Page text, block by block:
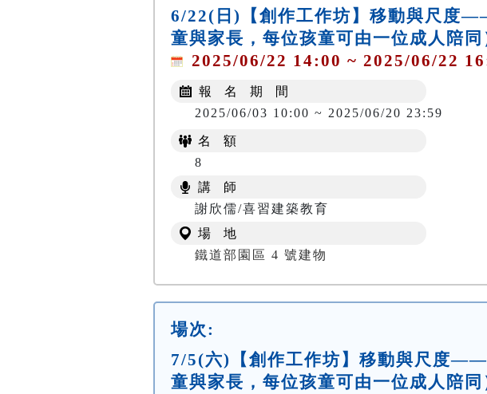
6/22(日)【創作工作坊】移動與尺度
童與家長，每位孩童可由一位成人陪同
2025/06/22 14:00 ~ 2025/06/22
報 名 期 間
2025/06/03 10:00 ~ 2025/06/20 23:59
名 額
8
講 師
謝欣儒/喜習建築教育
場 地
鐵道部園區 4 號建物
場次:
7/5(六)【創作工作坊】移動與尺度
童與家長，每位孩童可由一位成人陪同